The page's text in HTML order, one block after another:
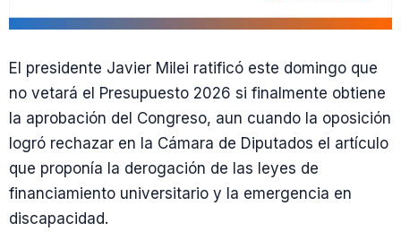
El presidente Javier Milei ratificó este domingo que
no vetará el Presupuesto 2026 si finalmente obtiene
la aprobación del Congreso, aun cuando la oposición
logró rechazar en la Cámara de Diputados el artículo
que proponía la derogación de las leyes de
financiamiento universitario y la emergencia en
discapacidad.